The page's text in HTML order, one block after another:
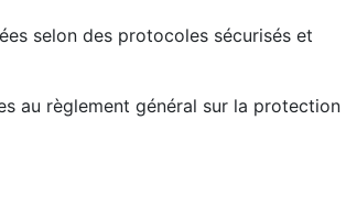
selon des protocoles sécurisés et
au règlement général sur la protection